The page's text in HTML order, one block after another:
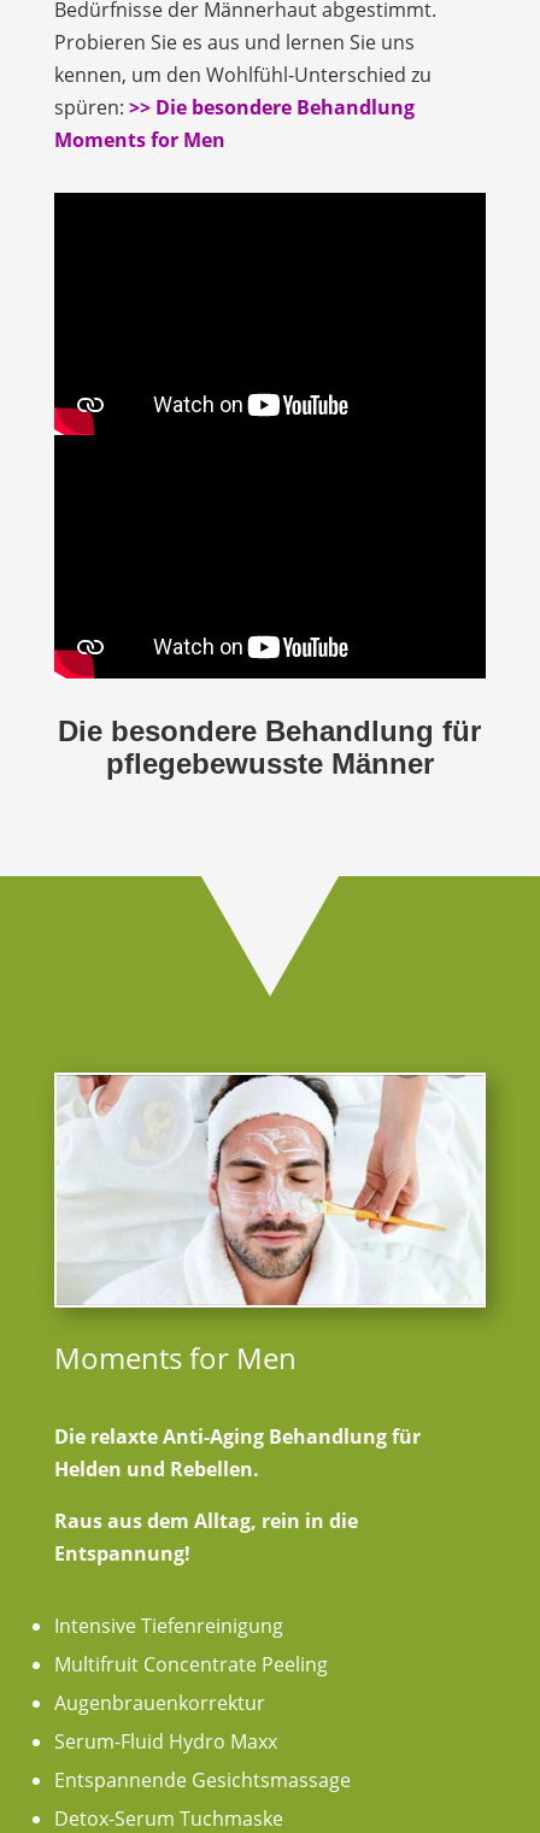
Bedürfnisse der Männerhaut abgestimmt.
Probieren Sie es aus und lernen Sie uns
kennen, um den Wohlfühl-Unterschied zu
spüren: >> Die besondere Behandlung
Moments for Men
Die besondere Behandlung für
pflegebewusste Männer
Moments for Men
Die relaxte Anti-Aging Behandlung für
Helden und Rebellen.
Raus aus dem Alltag, rein in die
Entspannung!
Intensive Tiefenreinigung
Multifruit Concentrate Peeling
Augenbrauenkorrektur
Serum-Fluid Hydro Maxx
Entspannende Gesichtsmassage
Detox-Serum Tuchmaske